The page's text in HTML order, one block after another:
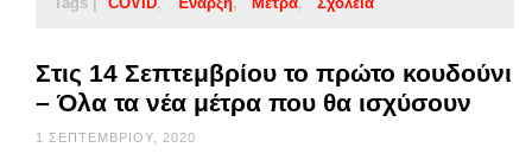
Στις 14 Σεπτεμβρίου το πρώτο κουδούνι
– Όλα τα νέα μέτρα που θα ισχύσουν
1 ΣΕΠΤΕΜΒΡΊΟΥ, 2020